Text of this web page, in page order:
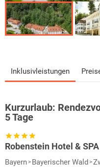
Inklusivleistungen
Kurzurlaub:
5 Tage
Robenstein Hotel &
Bayern Bayerischer Wald